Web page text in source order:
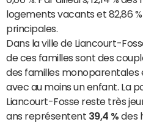
logements vacants et 82,86
principales.
Dans la ville de Liancourt-
de ces familles sont des
des familles monoparentales
avec au moins un enfant. La
Liancourt-Fosse reste très
ans représentent 39,4 % des